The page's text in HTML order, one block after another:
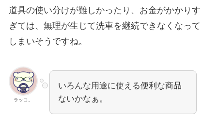
道具の使い分けが難しかったり、お金がかかりす
ぎては、無理が生じて洗車を継続できなくなって
しまいそうですね。
ラッコ。
いろんな用途に使える便利な商品
ないかなぁ。